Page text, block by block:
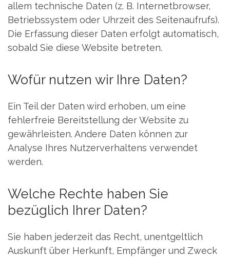
allem technische Daten (z. B. Internetbrowser,
Betriebssystem oder Uhrzeit des Seitenaufrufs).
Die Erfassung dieser Daten erfolgt automatisch,
sobald Sie diese Website betreten.
Wofür nutzen wir Ihre Daten?
Ein Teil der Daten wird erhoben, um eine
fehlerfreie Bereitstellung der Website zu
gewährleisten. Andere Daten können zur
Analyse Ihres Nutzerverhaltens verwendet
werden.
Welche Rechte haben Sie
bezüglich Ihrer Daten?
Sie haben jederzeit das Recht, unentgeltlich
Auskunft über Herkunft, Empfänger und Zweck